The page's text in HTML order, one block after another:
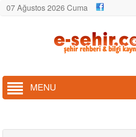
07 Ağustos 2026 Cuma
MENU